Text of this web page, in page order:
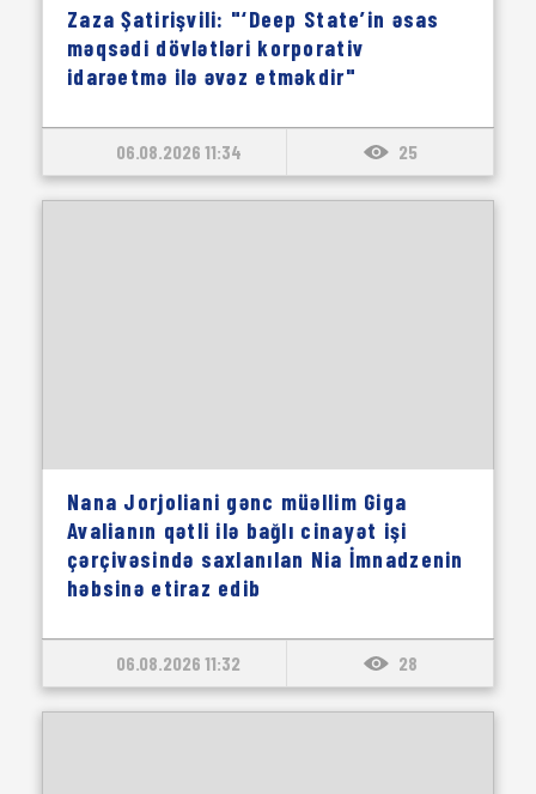
Zaza Şatirişvili: "‘Deep State’in əsas
məqsədi dövlətləri korporativ
idarəetmə ilə əvəz etməkdir"
06.08.2026 11:34 25
Nana Jorjoliani gənc müəllim Giga
Avalianın qətli ilə bağlı cinayət işi
çərçivəsində saxlanılan Nia İmnadzenin
həbsinə etiraz edib
06.08.2026 11:32 28